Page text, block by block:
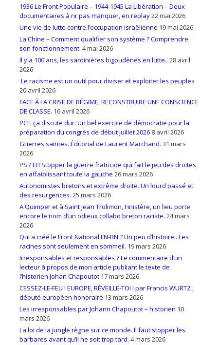
1936 Le Front Populaire – 1944-1945 La Libération – Deux
documentaires à nr pas manquer, en replay22 mai 2026
Une vie de lutte contre l’occupation israëlienne 19 mai 2026
La Chine – Comment qualifier son système ? Comprendre
son fonctionnement. 4 mai 2026
Il y a 100 ans, les sardinières bigoudènes en lutte.. 28 avril
2026
Le racisme est un outil pour diviser et exploiter les peuples
20 avril 2026
FACE À LA CRISE DE RÉGIME, RECONSTRUIRE UNE CONSCIENCE
DE CLASSE. 16 avril 2026
PCF, ça discute dur. Un bel exercice de démocratie pour la
préparation du congrès de début juillet 2026 8 avril 2026
Guerres saintes. Éditorial de Laurent Marchand. 31 mars
2026
PS / LFI Stopper la guerre fratricide qui fait le jeu des droites
en affaiblissant toute la gauche 26 mars 2026
Autonomistes bretons et extrême droite. Un lourd passé et
des resurgences. 25 mars 2026
A Quimper et à Saint Jean Trolimon, Finistère, un lieu porte
encore le nom d’un odieux collabo breton raciste. 24 mars
2026
Qui a créé le Front National FN-RN ? Un peu d’histoire.. Les
racines sont seulement en sommeil. 19 mars 2026
Irresponsables et responsables ? Le commentaire d’un
lecteur à propos de mon article publiant le texte de
l’historien Johan Chapoutot 17 mars 2026
CESSEZ-LE-FEU ! EUROPE, RÉVEILLE-TOI ! par Francis WURTZ ,
député européen honoraire 13 mars 2026
Les irresponsables par Johann Chapoutot – historien 10
mars 2026
La loi de la jungle règne sur ce monde. Il faut stopper les
barbares avant qu’il ne soit trop tard. 4 mars 2026